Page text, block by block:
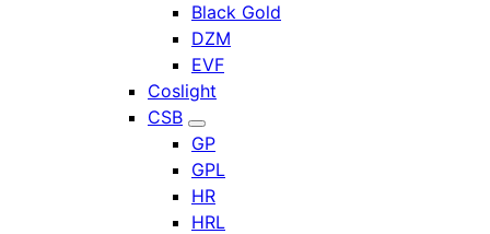
Black Gold
DZM
EVF
Coslight
CSB
GP
GPL
HR
HRL